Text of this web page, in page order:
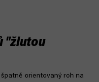
"žlutou
orientovaný roh na